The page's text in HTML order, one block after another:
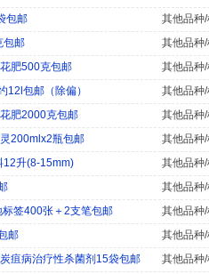
包邮
其他品种
包邮
其他品种
肥500克包邮
其他品种
12l包邮（除偏）
其他品种
肥2000克包邮
其他品种
200mlx2瓶包邮
其他品种
12升(8-15mm)
其他品种
其他品种
签400张＋2支笔包邮
其他品种
邮
其他品种
疽病治疗性杀菌剂15袋包邮
其他品种